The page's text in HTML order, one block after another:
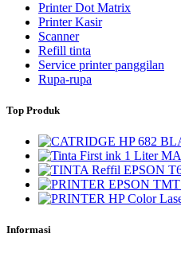
Printer Dot Matrix
Printer Kasir
Scanner
Refill tinta
Service printer panggilan
Rupa-rupa
Top Produk
Informasi